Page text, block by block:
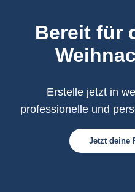
Bereit für
Erstelle jetzt in
professionelle und
Jetzt deine